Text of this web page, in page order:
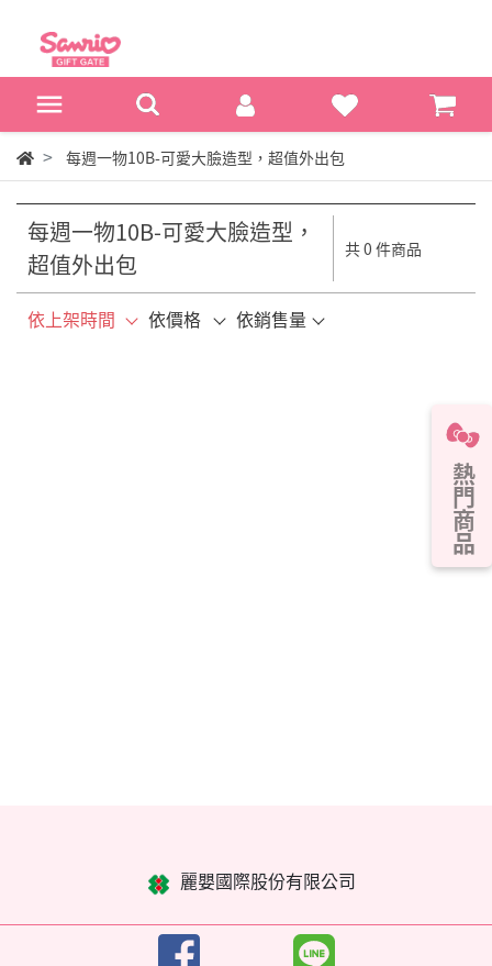
熱門商品
每週一物10B-可愛大臉造型，超值外出包
每週一物10B-可愛大臉造型，
超值外出包
共 0 件商品
依上架時間 依價格 依銷售量
麗嬰國際股份有限公司